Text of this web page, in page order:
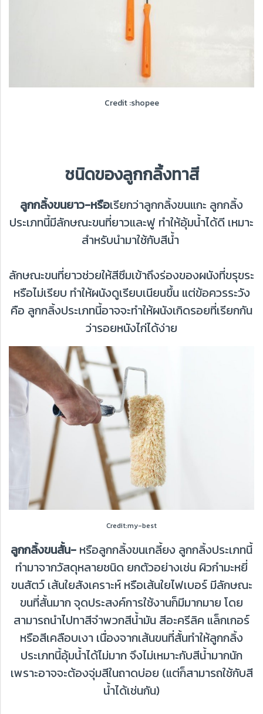
Credit :shopee
ชนิดของลูกกลิ้งทาสี
ลูกกลิ้งขนยาว-หรือเรียกว่าลูกกลิ้งขนแกะ ลูกกลิ้ง
ประเภทนี้มีลักษณะขนที่ยาวและฟู ทำให้อุ้มน้ำได้ดี เหมาะ
สำหรับนำมาใช้กับสีน้ำ
ลักษณะขนที่ยาวช่วยให้สีซึมเข้าถึงร่องของผนังที่ขรุขระ
หรือไม่เรียบ ทำให้ผนังดูเรียบเนียนขึ้น แต่ข้อควรระวัง
คือ ลูกกลิ้งประเภทนี้อาจจะทำให้ผนังเกิดรอยที่เรียกกัน
ว่ารอยหนังไก่ได้ง่าย
Credit:my-best
ลูกกลิ้งขนสั้น- หรือลูกกลิ้งขนเกลี้ยง ลูกกลิ้งประเภทนี้
ทำมาจากวัสดุหลายชนิด ยกตัวอย่างเช่น ผิวกำมะหยี่
ขนสัตว์ เส้นใยสังเคราะห์ หรือเส้นใยไฟเบอร์ มีลักษณะ
ขนที่สั้นมาก จุดประสงค์การใช้งานก็มีมากมาย โดย
สามารถนำไปทาสีจำพวกสีน้ำมัน สีอะครีลิค แล็กเกอร์
หรือสีเคลือบเงา เนื่องจากเส้นขนที่สั้นทำให้ลูกกลิ้ง
ประเภทนี้อุ้มน้ำได้ไม่มาก จึงไม่เหมาะกับสีน้ำมากนัก
เพราะอาจจะต้องจุ่มสีในถาดบ่อย (แต่ก็สามารถใช้กับสี
น้ำได้เช่นกัน)